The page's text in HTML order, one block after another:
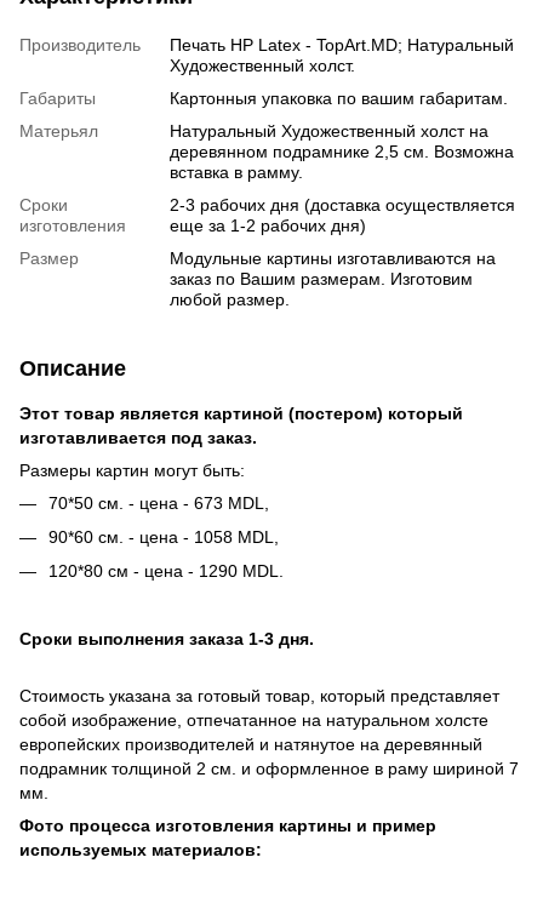
Производитель
Печать HP Latex - TopArt.MD; Натуральный
Художественный холст.
Габариты
Картонныя упаковка по вашим габаритам.
Матерьял
Натуральный Художественный холст на
деревянном подрамнике 2,5 см. Возможна
вставка в рамму.
Сроки
изготовления
2-3 рабочих дня (доставка осуществляется
еще за 1-2 рабочих дня)
Размер
Модульные картины изготавливаются на
заказ по Вашим размерам. Изготовим
любой размер.
Описание
Этот товар является картиной (постером) который
изготавливается под заказ.
Размеры картин могут быть:
70*50 см. - цена - 673 MDL,
90*60 см. - цена - 1058 MDL,
120*80 см - цена - 1290 MDL.
Сроки выполнения заказа 1-3 дня.
Стоимость указана за готовый товар, который представляет
собой изображение, отпечатанное на натуральном холсте
европейских производителей и натянутое на деревянный
подрамник толщиной 2 см. и оформленное в раму шириной 7
мм.
Фото процесса изготовления картины и пример
используемых материалов: